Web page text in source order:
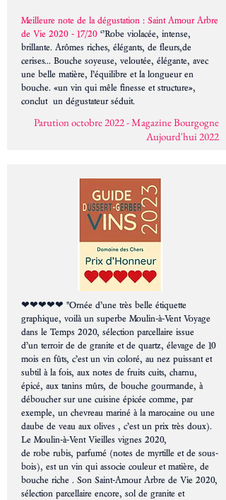
Meilleure note de la dégustation : Saint Amour Arbre
de Vie 2020 - 17/20 ‘’Robe violacée, intense,
brillante. Arômes riches, élégants, de fleurs,de
cerises... Bouche soyeuse, veloutée, élégante, avec
une belle matière, l’équilibre et la longueur en
bouche. «un vin qui mêle finesse et structure»,
conclut un dégustateur séduit.
Parution octobre 2022 - Magazine Bourgogne
Aujourd'hui 2022
❤❤❤❤❤ "Ornée d’une très belle étiquette
graphique, voilà un superbeMoulin-à-VentVoyage
dans le Temps 2020, sélection parcellaire issue
d’un terroirde de granite et de quartz, élevage de 10
mois en fûts, c’est un vin coloré, au nez puissant et
subtil à la fois, aux notes de fruits cuits, charnu,
épicé, aux tanins mûrs, de bouche gourmande, à
déboucher sur une cuisine épicée comme, par
exemple, un chevreau mariné à la marocaine ou une
daube de veau aux olives , c’est un prix très doux).
LeMoulin-à-VentVieilles vignes 2020,
de robe rubis, parfumé (notes de myrtille et de sous-
bois), est un vin qui associe couleuret matière, de
bouche riche . Son Saint-AmourArbre de Vie 2020,
sélection parcellaire encore, sol de granite et